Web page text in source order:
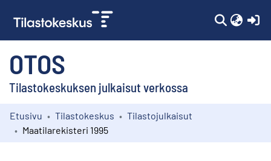
OTOS
Tilastokeskuksen julkaisut verkossa
Kokoelmat
Etusivu Tilastokeskus
Tilastojulkaisut
Maatilarekisteri 1995